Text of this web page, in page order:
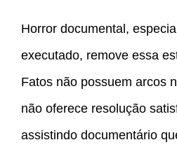
Horror documental,
executado, remove essa
Fatos não possuem arcos
não oferece resolução
assistindo documentário